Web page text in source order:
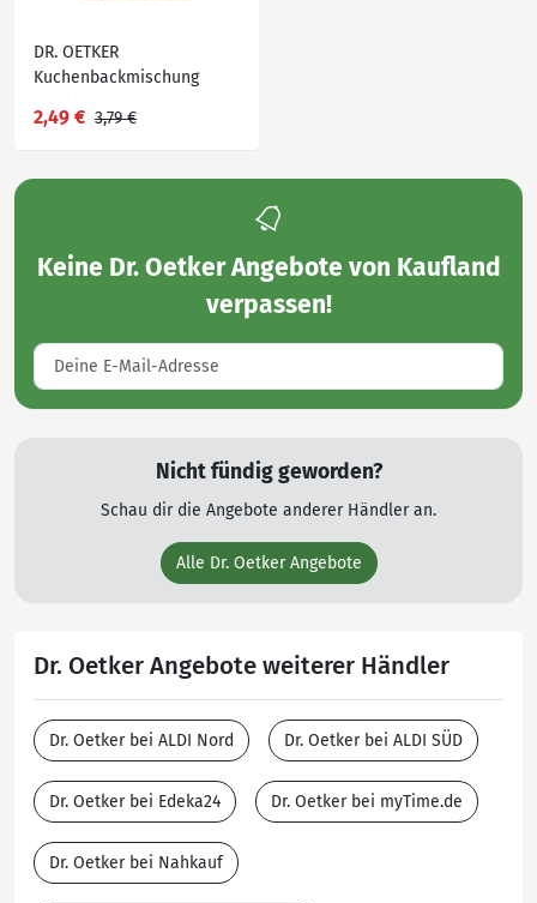
DR. OETKER
Kuchenbackmischung
Packg.
2,49 € 3,79 €
Keine Dr. Oetker Angebote von Kaufland
verpassen!
Nicht fündig geworden?
Schau dir die Angebote anderer Händler an.
Alle Dr. Oetker Angebote
Dr. Oetker Angebote weiterer Händler
Dr. Oetker bei ALDI Nord Dr. Oetker bei ALDI SÜD
Dr. Oetker bei Edeka24 Dr. Oetker bei myTime.de
Dr. Oetker bei Nahkauf